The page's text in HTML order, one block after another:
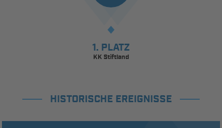
1. PLATZ
KK Stiftland
HISTORISCHE EREIGNISSE